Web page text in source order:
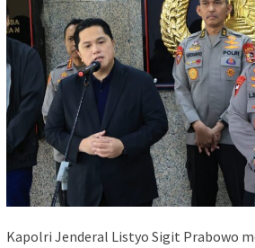
Kapolri Jenderal Listyo Sigit Prabowo